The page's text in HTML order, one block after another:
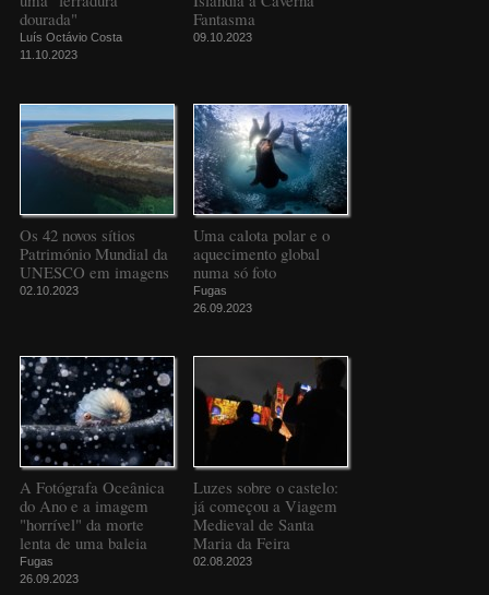
dourada"
Luís Octávio Costa
11.10.2023
Fantasma
09.10.2023
Os 42 novos sítios
Património Mundial da
UNESCO em imagens
02.10.2023
Uma calota polar e o
aquecimento global
numa só foto
Fugas
26.09.2023
A Fotógrafa Oceânica
do Ano e a imagem
"horrível" da morte
lenta de uma baleia
Fugas
26.09.2023
Luzes sobre o castelo:
já começou a Viagem
Medieval de Santa
Maria da Feira
02.08.2023